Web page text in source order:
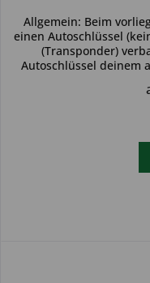
Allgemein: Beim
einen Autoschlüssel
(Transponder)
Autoschlüssel deinem